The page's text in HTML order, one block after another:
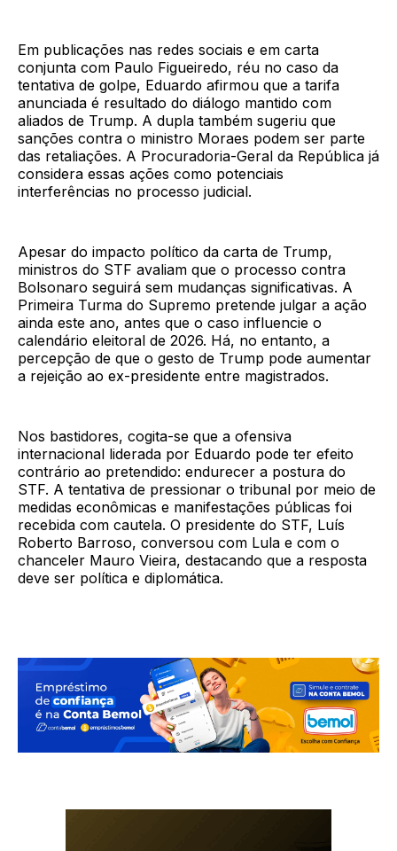
Em publicações nas redes sociais e em carta
conjunta com Paulo Figueiredo, réu no caso da
tentativa de golpe, Eduardo afirmou que a tarifa
anunciada é resultado do diálogo mantido com
aliados de Trump. A dupla também sugeriu que
sanções contra o ministro Moraes podem ser parte
das retaliações. A Procuradoria-Geral da República já
considera essas ações como potenciais
interferências no processo judicial.
Apesar do impacto político da carta de Trump,
ministros do STF avaliam que o processo contra
Bolsonaro seguirá sem mudanças significativas. A
Primeira Turma do Supremo pretende julgar a ação
ainda este ano, antes que o caso influencie o
calendário eleitoral de 2026. Há, no entanto, a
percepção de que o gesto de Trump pode aumentar
a rejeição ao ex-presidente entre magistrados.
Nos bastidores, cogita-se que a ofensiva
internacional liderada por Eduardo pode ter efeito
contrário ao pretendido: endurecer a postura do
STF. A tentativa de pressionar o tribunal por meio de
medidas econômicas e manifestações públicas foi
recebida com cautela. O presidente do STF, Luís
Roberto Barroso, conversou com Lula e com o
chanceler Mauro Vieira, destacando que a resposta
deve ser política e diplomática.